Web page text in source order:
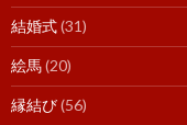
結婚式(31)
絵馬(20)
縁結び(56)